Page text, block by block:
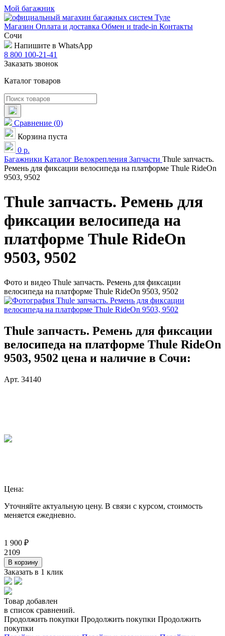
Мой багажник
Магазин Оплата и доставка Обмен и trade-in Контакты
Сочи
Напишите в WhatsApp
8 800 100-21-41
Заказать звонок
Каталог товаров
Сравнение (0)
Корзина пуста
0 р.
Багажники Каталог Велокрепления Запчасти Thule запчасть.
Ремень для фиксации велосипеда на платформе Thule RideOn
9503, 9502
Thule запчасть. Ремень для
фиксации велосипеда на
платформе Thule RideOn
9503, 9502
Фото и видео Thule запчасть. Ремень для фиксации
велосипеда на платформе Thule RideOn 9503, 9502
Thule запчасть. Ремень для фиксации
велосипеда на платформе Thule RideOn
9503, 9502 цена и наличие в Сочи:
Арт. 34140
Цена:
Уточняйте актуальную цену. В связи с курсом, стоимость
меняется ежедневно.
1 900 ₽
2109
В корзину
Заказать в 1 клик
Товар добавлен
в список сравнений.
Продолжить покупки Продолжить покупки Продолжить
покупки